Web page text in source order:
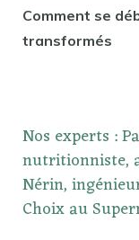
Comment se
transformés
Nos experts :
nutritionniste,
Nérin,
Choix au